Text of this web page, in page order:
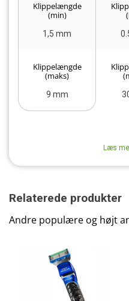
Klippelængde
(min)
1,5 mm
Klippelængde
(maks)
9 mm
Læs
Relaterede produkter
Andre populære og højt